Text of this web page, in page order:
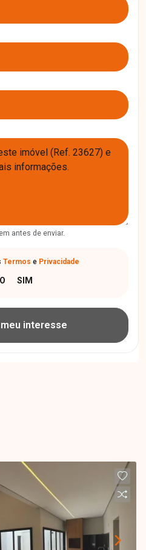
antes de enviar.
Termos e Privacidade
meu interesse